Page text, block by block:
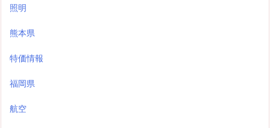
照明
熊本県
特価情報
福岡県
航空